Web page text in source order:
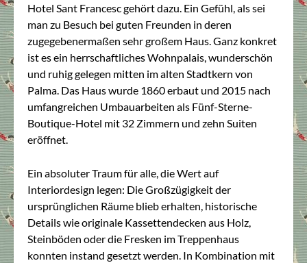
Hotel Sant Francesc gehört dazu. Ein Gefühl, als sei
man zu Besuch bei guten Freunden in deren
zugegebenermaßen sehr großem Haus. Ganz konkret
ist es ein herrschaftliches Wohnpalais, wunderschön
und ruhig gelegen mitten im alten Stadtkern von
Palma. Das Haus wurde 1860 erbaut und 2015 nach
umfangreichen Umbauarbeiten als Fünf-Sterne-
Boutique-Hotel mit 32 Zimmern und zehn Suiten
eröffnet.
Ein absoluter Traum für alle, die Wert auf
Interiordesign legen: Die Großzügigkeit der
ursprünglichen Räume blieb erhalten, historische
Details wie originale Kassettendecken aus Holz,
Steinböden oder die Fresken im Treppenhaus
konnten instand gesetzt werden. In Kombination mit